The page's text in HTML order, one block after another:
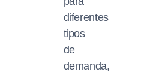
diferentes
tipos
de
demanda,